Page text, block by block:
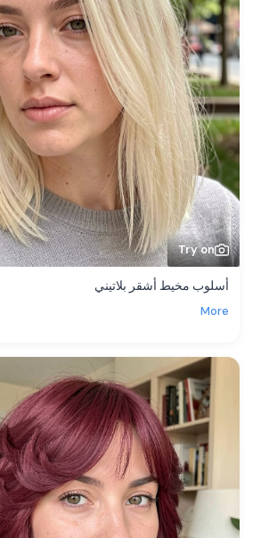
Try on
أسلوب مخيط أشقر بلاتيني
More